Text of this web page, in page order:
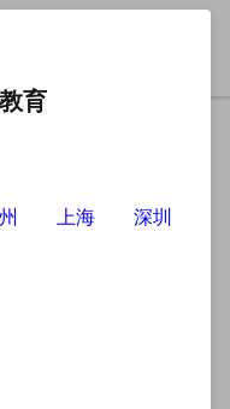
育
上海
深圳